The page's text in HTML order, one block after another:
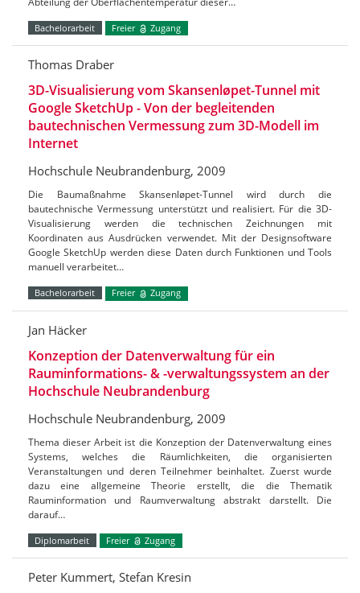
Bachelorarbeit Freier Zugang
Thomas Draber
3D-Visualisierung vom Skansenløpet-Tunnel mit
Google SketchUp - Von der begleitenden
bautechnischen Vermessung zum 3D-Modell im
Internet
Hochschule Neubrandenburg, 2009
Die Baumaßnahme Skansenløpet-Tunnel wird durch die
bautechnische Vermessung unterstützt und realisiert. Für die 3D-
Visualisierung werden die technischen Zeichnungen mit
Koordinaten aus Ausdrücken verwendet. Mit der Designsoftware
Google SketchUp werden diese Daten durch Funktionen und Tools
manuell verarbeitet…
Bachelorarbeit Freier Zugang
Jan Häcker
Konzeption der Datenverwaltung für ein
Rauminformations- & -verwaltungssystem an der
Hochschule Neubrandenburg
Hochschule Neubrandenburg, 2009
Thema dieser Arbeit ist die Konzeption der Datenverwaltung eines
Systems, welches die Räumlichkeiten, die organisierten
Veranstaltungen und deren Teilnehmer beinhaltet. Zuerst wurde
dazu eine allgemeine Theorie erstellt, die die Thematik
Rauminformation und Raumverwaltung abstrakt darstellt. Die
darauf…
Diplomarbeit Freier Zugang
Peter Kummert, Stefan Kresin